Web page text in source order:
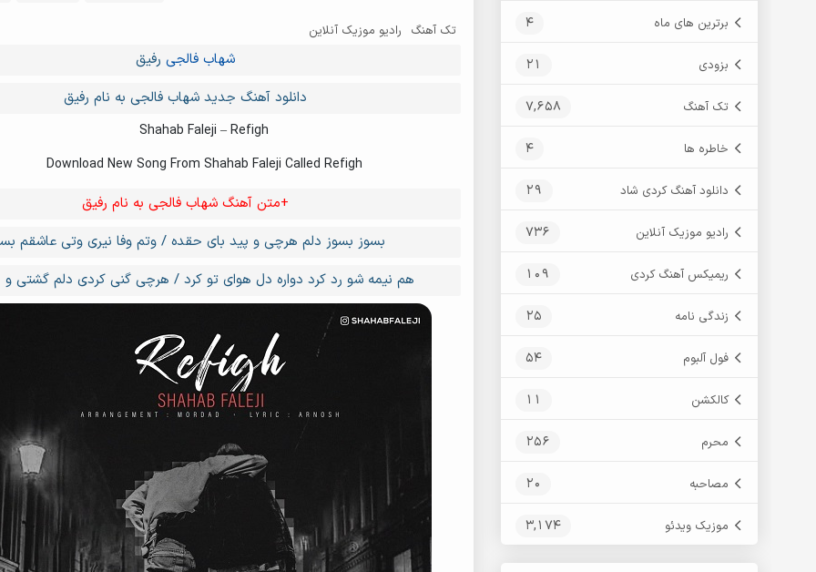
برترین های ماه 4
بزودی 21
تک آهنگ 7,658
خاطره ها 4
دانلود آهنگ کردی شاد 29
رادیو موزیک آنلاین 736
ریمیکس آهنگ کردی 109
زندگی نامه 25
فول آلبوم 54
کالکشن 11
محرم 256
مصاحبه 20
موزیک ویدئو 3,174
تک آهنگ رادیو موزیک آنلاین
شهاب فالجی رفیق
دانلود آهنگ جدید شهاب فالجی به نام رفیق
Shahab Faleji – Refigh
Download New Song From Shahab Faleji Called Refigh
+متن آهنگ شهاب فالجی به نام رفیق
بسوز بسوز دلم هرچی و پید بای حقده / وتم وفا نیری وتی عاشقم
هم نیمه شو رد کرد دواره دل هوای تو کرد / هرچی گنی کردی دلم گشتی و